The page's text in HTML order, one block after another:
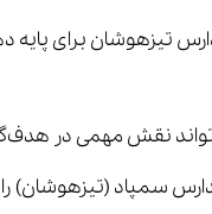
از مهم‌ترین دغدغه‌های دانش‌آموزان پایه نهم